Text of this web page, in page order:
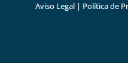
Aviso Legal | Política de